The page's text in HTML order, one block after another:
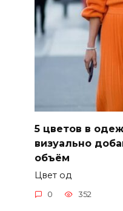
5 цветов в
визуально
объём
Цвет од
0 352